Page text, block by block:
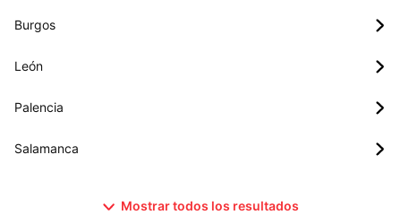
Burgos
León
Palencia
Salamanca
Mostrar todos los resultados